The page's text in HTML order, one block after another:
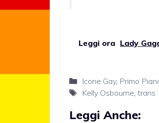
Leggi ora Lady
Categorie
Icone Gay, Primo
Tag
Kelly Osbourne, trans
Leggi Anche: